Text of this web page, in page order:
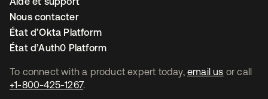
To connect with a product expert today, email us or call
+1-800-425-1267.
Nous contacter
État d’Okta Platform
État d’Auth0 Platform